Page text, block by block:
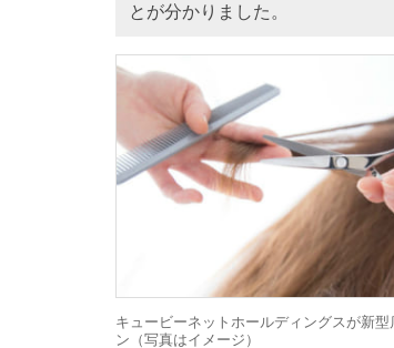
とが分かりました。
キュービーネットホールディングスが新
ン（写真はイメージ）